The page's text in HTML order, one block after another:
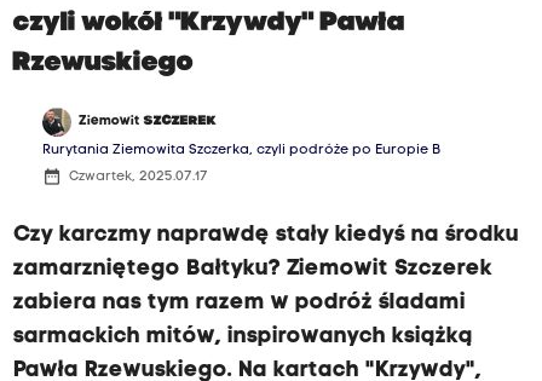
czyli wokół "Krzywdy" Pawła
Rzewuskiego
ZiemowitSZCZEREK
Rurytania Ziemowita Szczerka, czyli podróże po Europie B
date_range Czwartek, 2025.07.17
Czy karczmy naprawdę stały kiedyś na środku
zamarzniętego Bałtyku? Ziemowit Szczerek
zabiera nas tym razem w podróż śladami
sarmackich mitów, inspirowanych książką
Pawła Rzewuskiego. Na kartach "Krzywdy",